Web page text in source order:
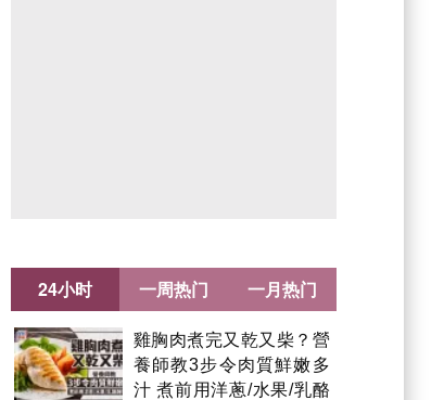
24小时
雞胸肉煮完又乾又柴？營
養師教3步令肉質鮮嫩多
汁 煮前用洋蔥/水果/乳酪
一周热门 一月热门